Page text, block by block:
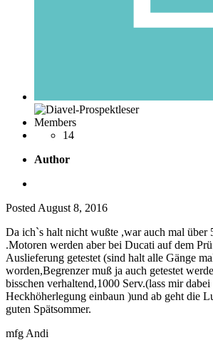
Members
14
Author
Posted August 8, 2016
Da ich`s halt nicht wußte ,war auch mal über
.Motoren werden aber bei Ducati auf dem
Auslieferung getestet (sind halt alle Gänge
worden,Begrenzer muß ja auch getestet
bisschen verhaltend,1000 Serv.(lass mir
Heckhöherlegung einbaun )und ab geht die
guten Spätsommer.
mfg Andi